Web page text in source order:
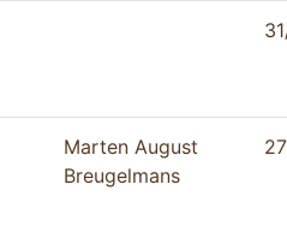
Marten August
Breugelmans